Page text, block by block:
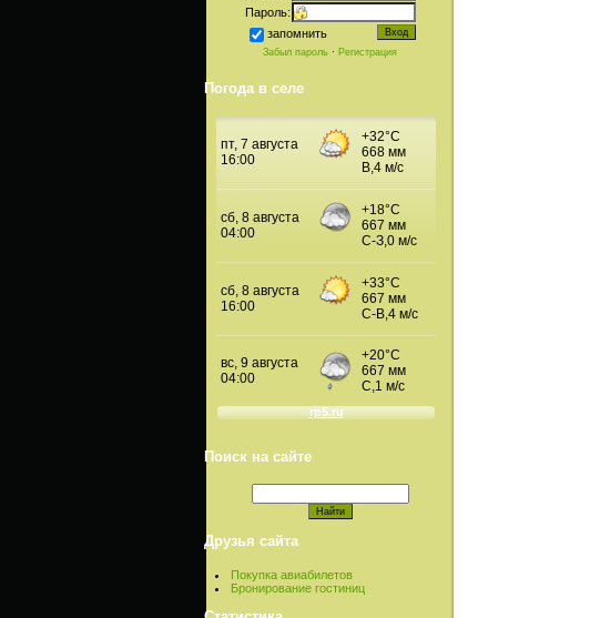
Пароль:
запомнить
Забыл пароль · Регистрация
Погода в селе
Поиск на сайте
Друзья сайта
Покупка авиабилетов
Бронирование гостиниц